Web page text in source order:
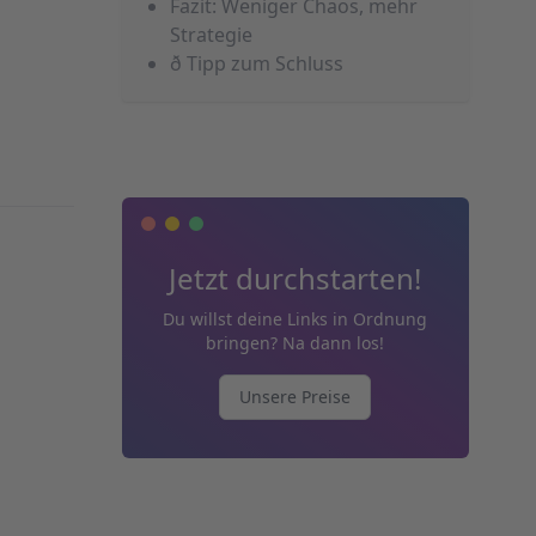
Fazit: Weniger Chaos, mehr
Strategie
ð Tipp zum Schluss
Jetzt durchstarten!
Du willst deine Links in Ordnung
bringen? Na dann los!
Unsere Preise